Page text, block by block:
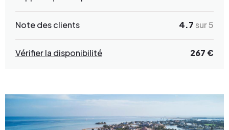
Note des clients 4.7 sur 5
Vérifier la disponibilité 267 €